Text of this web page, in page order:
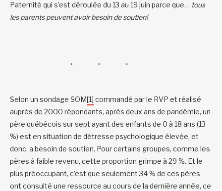
Paternité qui s’est déroulée du 13 au 19 juin parce que… tous
les parents peuvent avoir besoin de soutien!
Selon un sondage SOM[1] commandé par le RVP et réalisé
auprès de 2000 répondants, après deux ans de pandémie, un
père québécois sur sept ayant des enfants de 0 à 18 ans (13
%) est en situation de détresse psychologique élevée, et
donc, a besoin de soutien. Pour certains groupes, comme les
pères à faible revenu, cette proportion grimpe à 29 %. Et le
plus préoccupant, c’est que seulement 34 % de ces pères
ont consulté une ressource au cours de la dernière année, ce